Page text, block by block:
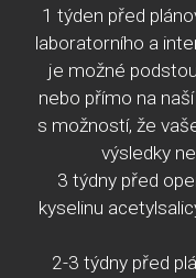
1 týden před
laboratorního a
je možné
nebo přímo na
s možností, že
výsledky
3 týdny před
kyselinu
2-3 týdny před